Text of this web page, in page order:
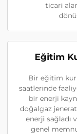
ticari
Eğitim
Bir eğitim
saatlerinde
bir enerji
doğalgaz
enerji sağladı
genel